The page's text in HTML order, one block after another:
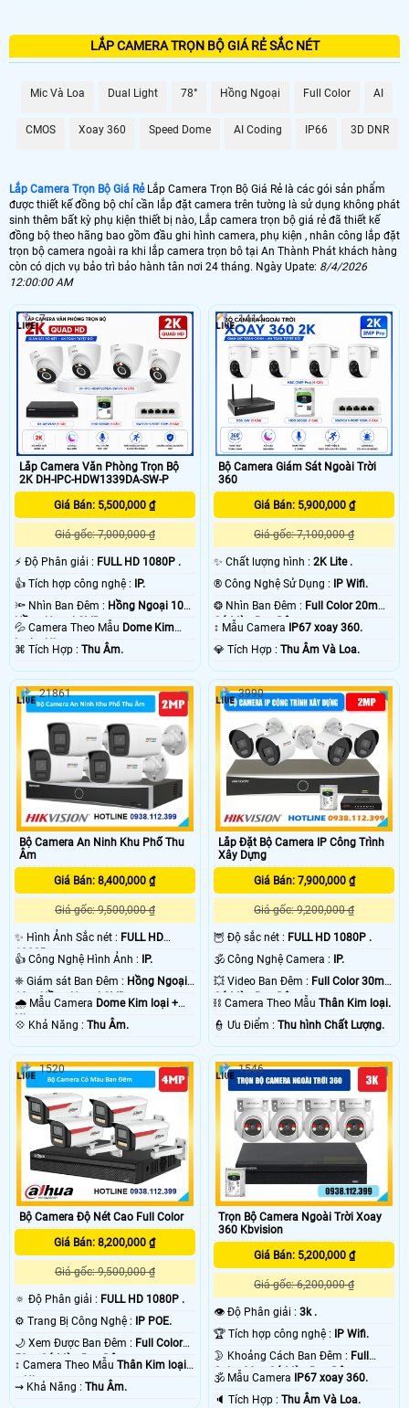
LẮP CAMERA TRỌN GÓI GIÁ RẺ
3.499.000 VNĐGói 4 camera Dahua giám sát gia đình
5.900.000 VNĐ Camera Thu Âm -Hồng ngoại 80m
💣 Lắp Camera FUL Color
5.599.000 VNĐ Bộ 4 Camera Hikvision Có Màu Ban Đêm
💮 Lắp Camera IP Siêu Nét
🔆️ Dịch vụ lắp camera trọn gói tại An Thành Phát bao gồm nhân công lắp đặt
bảo trì bảo hành hệ thống camera tân nơi, trọn gói camera được thiết kết bao
gồm đầu ghi hình ,camera ,ổ cứng lưu trữ và phụ kiện đầy đủ để lắp hệ thống
camera lên hình dơn giản nhất. ☎
LẮP CAMERA TRỌN BỘ GIÁ RẺ SẮC NÉT
Mic Và Loa Dual Light 78° Hồng Ngoại Full Color AI
CMOS Xoay 360 Speed Dome AI Coding IP66 3D DNR
Lắp Camera Trọn Bộ Giá RẻLắp Camera Trọn Bộ Giá Rẻ là các gói sản phẩm
được thiết kế đồng bộ chỉ cần lắp đặt camera trên tường là sử dụng không phát
sinh thêm bất kỳ phụ kiện thiết bị nào, Lắp camera trọn bộ giá rẻ đã thiết kế
đồng bộ theo hãng bao gồm đầu ghi hình camera, phụ kiện , nhân công lắp đặt
trọn bộ camera ngoài ra khi lắp camera trọn bô tại An Thành Phát khách hàng
còn có dịch vụ bảo trì bảo hành tân nơi 24 tháng. Ngày Upate: 8/4/2026
12:00:00 AM
Lắp Camera Văn Phòng Trọn Bộ
2K DH-IPC-HDW1339DA-SW-P
Giá Bán: 5,500,000 ₫
Giá gốc: 7,000,000 ₫
️⚡ Độ Phân giải : FULL HD 1080P .
👍 Tích hợp công nghệ :
IP.
🔦 Nhìn Ban Đêm : Hồng Ngoại 10m
Hồng Ngoại SMD.
💦 Camera Theo Mẫu Dome Kim
loại + Nhựa. ️⌘ Tích Hợp : Thu Âm.
7
Bộ Camera Giám Sát Ngoài Trời
360
Giá Bán: 5,900,000 ₫
Giá gốc: 7,100,000 ₫
✨ Chất lượng hình :2K Lite .
®️ Công Nghệ Sử Dụng :
IP Wifi.
❂ Nhìn Ban Đêm : Full Color 20m
Có Màu Ban Ðêm.
↕️ Mẫu Camera
IP67 xoay 360.
️💎 Tích Hợp :Thu Âm Và Loa.
1414
Bộ Camera An Ninh Khu Phố Thu
Âm
Giá Bán: 8,400,000 ₫
Giá gốc: 9,500,000 ₫
✨ Hình Ảnh Sắc nét : FULL HD
1080P .
👍 Công Nghệ Hình Ảnh : IP.
❈ Giám sát Ban Đêm : Hồng Ngoại
10m Hồng Ngoại SMD.
🌧️ Mẫu Camera Dome Kim loại +
Nhựa.
️💠 Khả Năng : Thu Âm.
21861
Lắp Đặt Bộ Camera IP Công Trình
Xây Dựng
Giá Bán: 7,900,000 ₫
Giá gốc: 9,200,000 ₫
🦉 Độ sắc nét : FULL HD 1080P .
🕉️ Công Nghệ Camera : IP.
💥 Video Ban Đêm : Full Color 30m
Có Màu Ban Ðêm.
⛓ Camera Theo MẫuThân Kim loại.
️👮 Ưu Điểm :Thu hình Chất Lượng.
3990
Bộ Camera Độ Nét Cao Full Color
Giá Bán: 8,200,000 ₫
Giá gốc: 9,500,000 ₫
🔅 Độ Phân giải : FULL HD 1080P .
⚙ Trang Bị Công Nghệ :
IP POE.
🌙 Xem Được Ban Đêm : Full Color
50m Có Màu Ban Ðêm.
↕️ Camera Theo Mẫu Thân Kim loại
+ Nhựa.
️⇝ Khả Năng : Thu Âm.
1520
Trọn Bộ Camera Ngoài Trời Xoay
360 Kbvision
Giá Bán: 5,200,000 ₫
Giá gốc: 6,200,000 ₫
👁 Độ Phân giải :3k .
🏆 Tích hợp công nghệ :
IP Wifi.
🌛 Khoảng Cách Ban Đêm : Full
Color 30m Có Màu Ban Ðêm.
🕉️ Mẫu Camera
IP67 xoay 360.
️🔈 Tích Hợp :Thu Âm Và Loa.
1546